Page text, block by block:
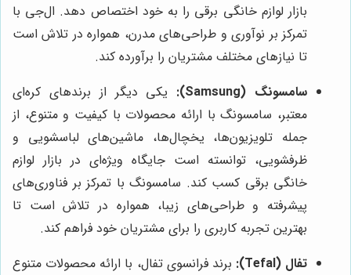
بازار لوازم خانگی برقی را به خود اختصاص دهد. ال‌جی با
تمرکز بر نوآوری و طراحی‌های مدرن، همواره در تلاش است
تا نیازهای مختلف مشتریان را برآورده کند.
سامسونگ (Samsung):
یکی دیگر از برندهای کره‌ای
معتبر، سامسونگ با ارائه محصولات با کیفیت و متنوع، از
جمله تلویزیون‌ها، یخچال‌ها، ماشین‌های لباسشویی و
ظرفشویی، توانسته است جایگاه ویژه‌ای در بازار لوازم
خانگی برقی کسب کند. سامسونگ با تمرکز بر فناوری‌های
پیشرفته و طراحی‌های زیبا، همواره در تلاش است تا
بهترین تجربه کاربری را برای مشتریان خود فراهم کند.
تفال (Tefal):
برند فرانسوی تفال، با ارائه محصولات متنوع